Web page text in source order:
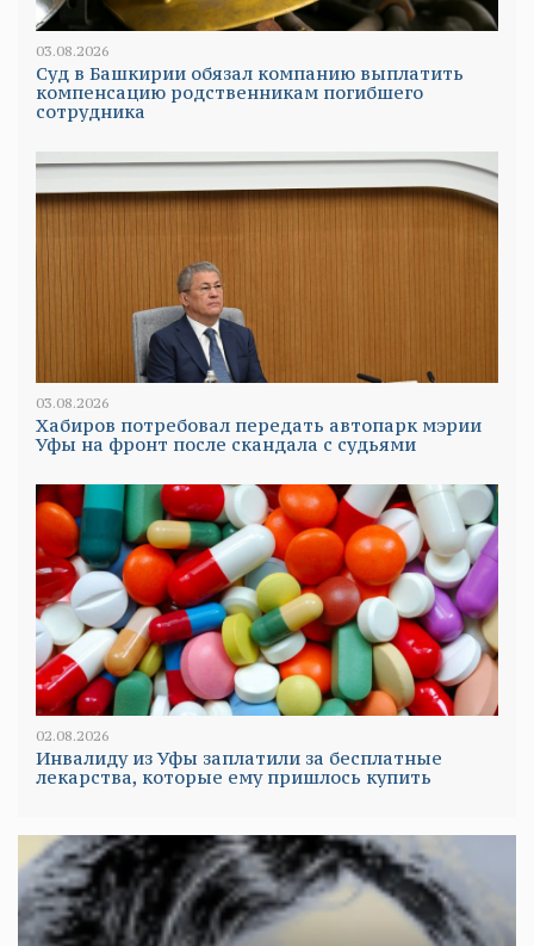
03.08.2026
Суд в Башкирии обязал компанию выплатить
компенсацию родственникам погибшего
сотрудника
03.08.2026
Хабиров потребовал передать автопарк мэрии
Уфы на фронт после скандала с судьями
02.08.2026
Инвалиду из Уфы заплатили за бесплатные
лекарства, которые ему пришлось купить